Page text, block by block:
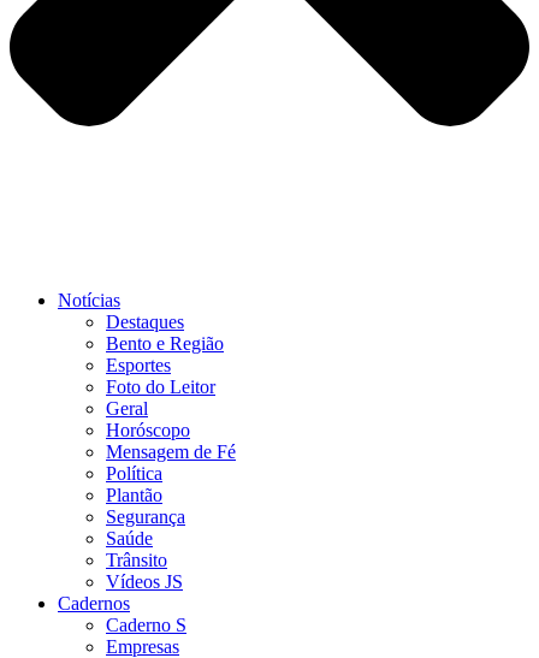
Notícias
Destaques
Bento e Região
Esportes
Foto do Leitor
Geral
Horóscopo
Mensagem de Fé
Política
Plantão
Segurança
Saúde
Trânsito
Vídeos JS
Cadernos
Caderno S
Empresas